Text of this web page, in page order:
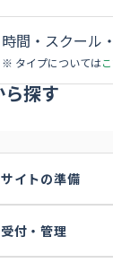
お問い合わせ
時間・スクール
※ タイプについては
探す
イトの準備
付・管理